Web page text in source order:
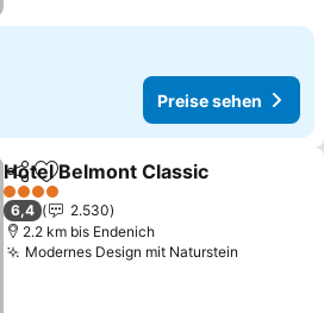
Preise sehen
TeilenZu Favoriten hinzufügen
Hotel Belmont Classic
4 Sterne
6,4
2.530
2.2 km bis Endenich
Modernes Design mit Naturstein